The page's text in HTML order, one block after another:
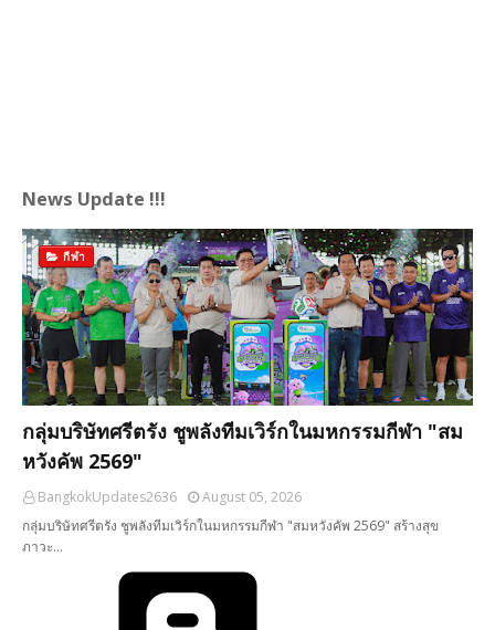
News Update !!!
กีฬา
กลุ่มบริษัทศรีตรัง ชูพลังทีมเวิร์กในมหกรรมกีฬา "สม
หวังคัพ 2569"
BangkokUpdates2636
August 05, 2026
กลุ่มบริษัทศรีตรัง ชูพลังทีมเวิร์กในมหกรรมกีฬา "สมหวังคัพ 2569" สร้างสุข
ภาวะ…